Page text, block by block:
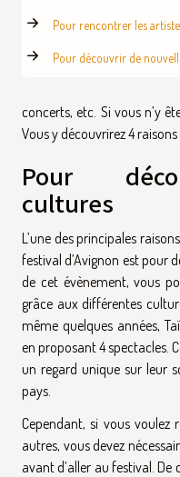
Pour rencontrer les
Pour découvrir de
concerts, etc. Si vous n’y
Vous y découvrirez 4 raisons
Pour
cultures
L’une des principales
festival d’Avignon est pour
de cet évènement, vous
grâce aux différentes
même quelques années,
en proposant 4 spectacles.
un regard unique sur leur
pays.
Cependant, si vous voulez
autres, vous devez
avant d’aller au festival.